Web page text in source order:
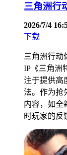
三角洲行
2026/7/4
下载
三角洲行动
IP《三角洲
注于提供高
法。作为抢
内容，如全
时玩家的反